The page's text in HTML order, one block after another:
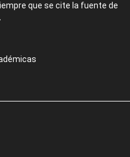
que se cite la fuente de